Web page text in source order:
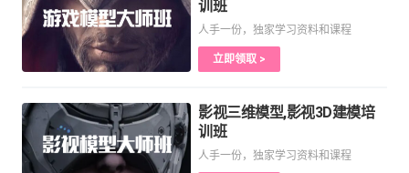
训班
人手一份，独家学习资料和课程
立即领取 >
影视三维模型,影视3D建模培
训班
人手一份，独家学习资料和课程